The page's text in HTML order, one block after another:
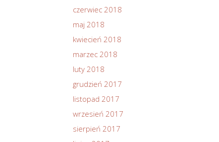
czerwiec 2018
maj 2018
kwiecień 2018
marzec 2018
luty 2018
grudzień 2017
listopad 2017
wrzesień 2017
sierpień 2017